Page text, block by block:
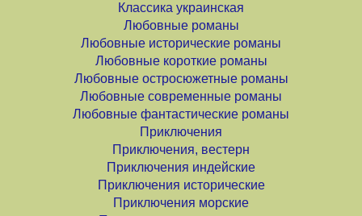
Классика украинская
Любовные романы
Любовные исторические романы
Любовные короткие романы
Любовные остросюжетные романы
Любовные современные романы
Любовные фантастические романы
Приключения
Приключения, вестерн
Приключения индейские
Приключения исторические
Приключения морские